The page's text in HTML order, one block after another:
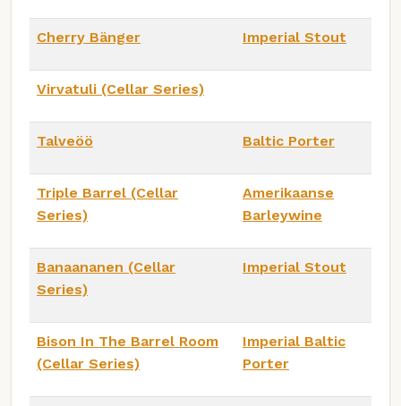
Cherry Bänger Imperial Stout
Virvatuli (Cellar Series)
Talveöö Baltic Porter
Triple Barrel (Cellar
Series)
Amerikaanse
Barleywine
Banaananen (Cellar
Series)
Imperial Stout
Bison In The Barrel Room
(Cellar Series)
Imperial Baltic
Porter